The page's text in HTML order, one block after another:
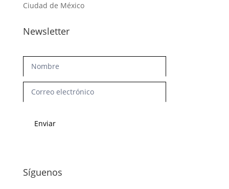
Ciudad de México
Newsletter
Newsletter
Enviar
Síguenos